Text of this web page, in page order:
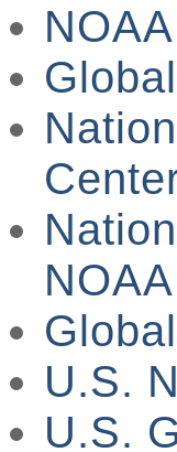
NOAA
U.S.
U.S.